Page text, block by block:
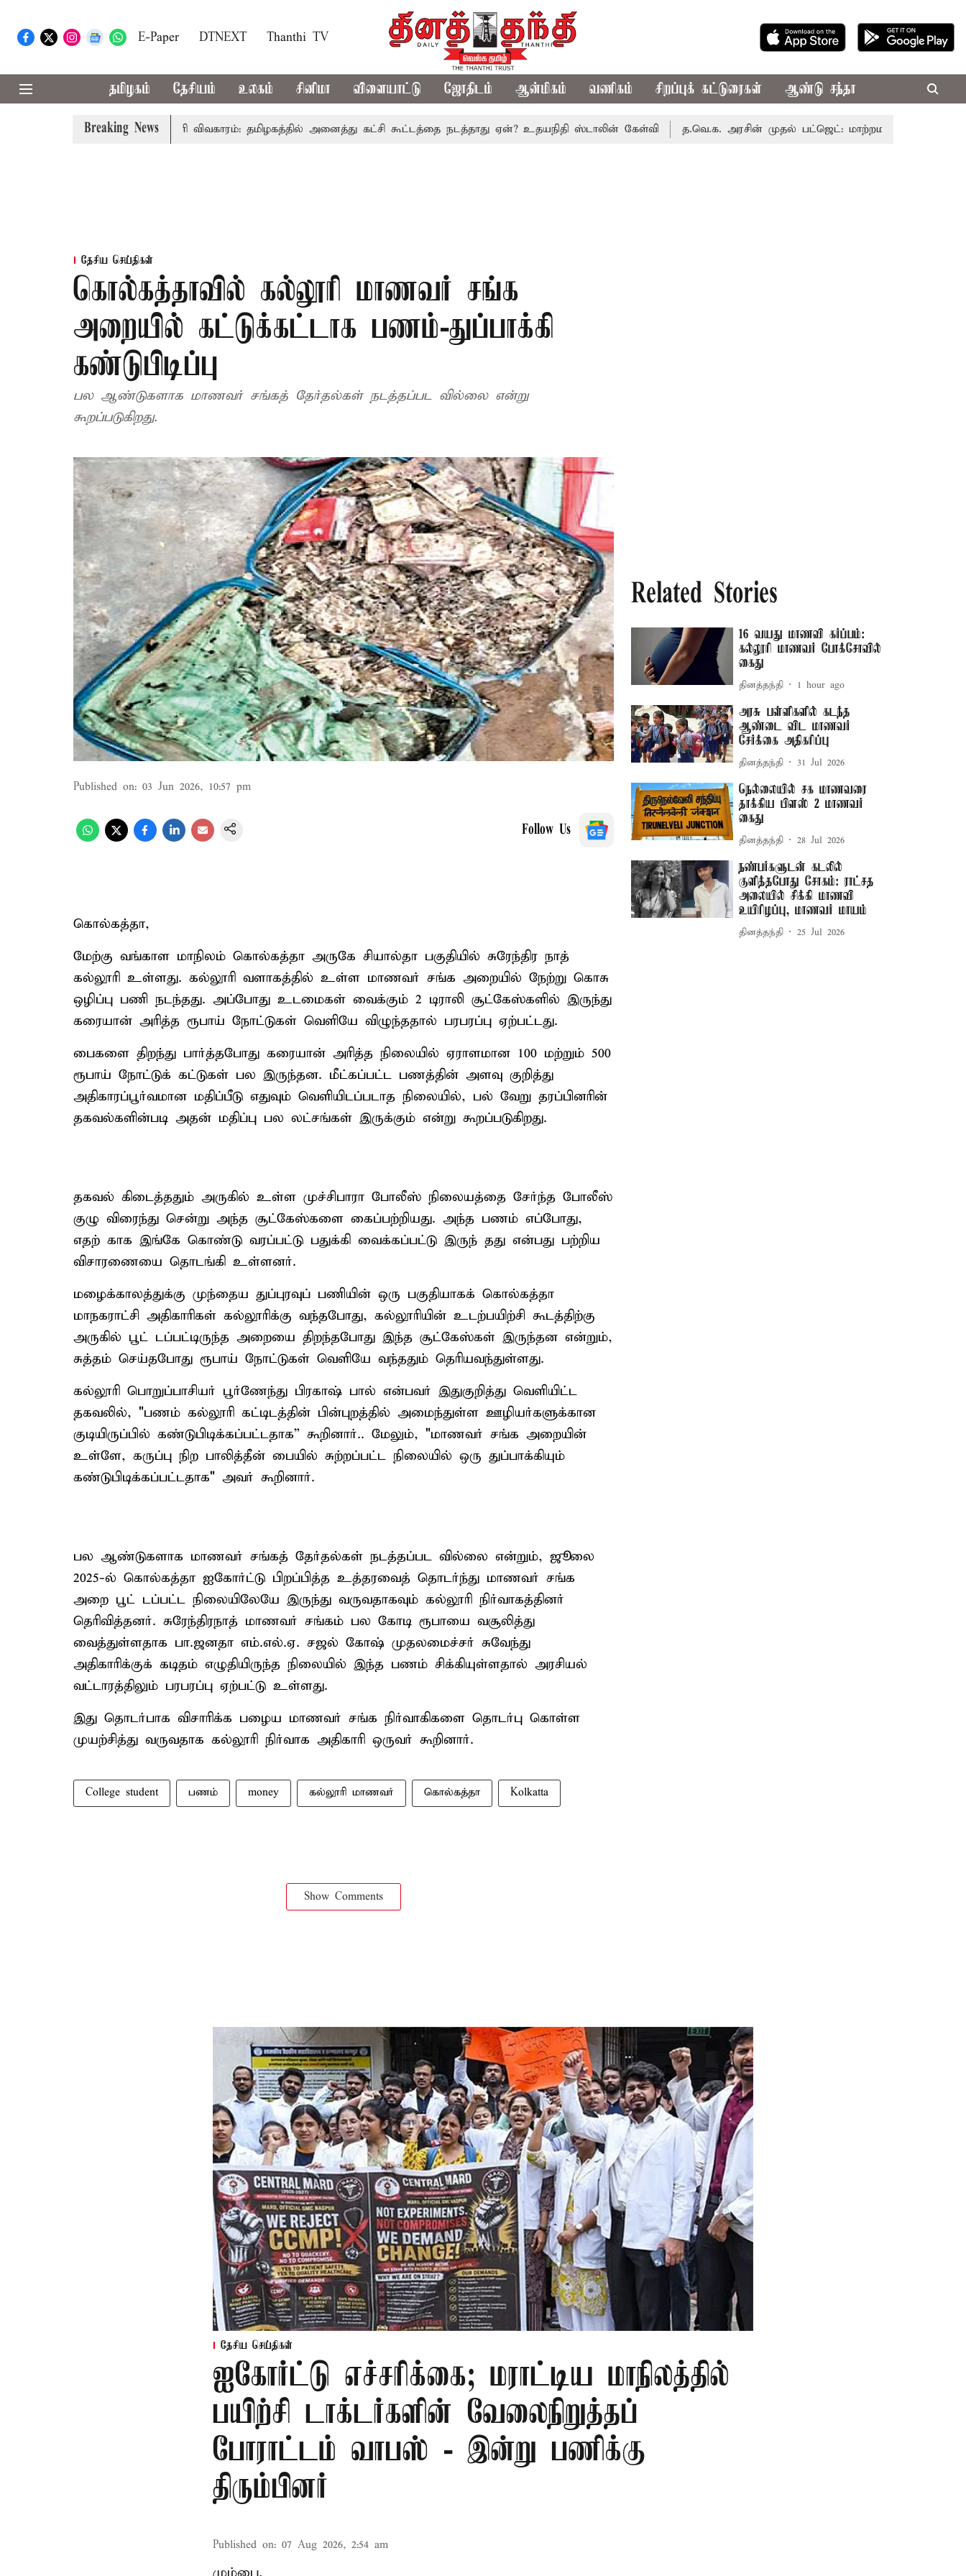
E-Paper DTNEXT Thanthi TV
தமிழகம் தேசியம் உலகம் சினிமா விளையாட்டு ஜோதிடம் ஆன்மிகம் வணிகம் சிறப்புக் கட்டுரைகள் ஆண்டு சந்தா
Breaking News
விஜய் உரை காவிரி விவகாரம்: தமிழகத்தில் அனைத்து கட்சி கூட்டத்தை நடத்தாது ஏன்? உதயநிதி ஸ்டாலின் கேள்வி த.வெ.க. அரசின் முதல் பட்ஜெட்: மாற்றமா?, தடுமாற்றமா?
தேசிய செய்திகள்
கொல்கத்தாவில் கல்லூரி மாணவர் சங்க
அறையில் கட்டுக்கட்டாக பணம்-துப்பாக்கி
கண்டுபிடிப்பு
பல ஆண்டுகளாக மாணவர் சங்கத் தேர்தல்கள் நடத்தப்பட வில்லை என்று
கூறப்படுகிறது.
Published on: 03 Jun 2026, 10:57 pm
Follow Us
கொல்கத்தா,
மேற்கு வங்காள மாநிலம் கொல்கத்தா அருகே சியால்தா பகுதியில் சுரேந்திர நாத்
கல்லூரி உள்ளது. கல்லூரி வளாகத்தில் உள்ள மாணவர் சங்க அறையில் நேற்று கொசு
ஒழிப்பு பணி நடந்தது. அப்போது உடமைகள் வைக்கும் 2 டிராலி சூட்கேஸ்களில் இருந்து
கரையான் அரித்த ரூபாய் நோட்டுகள் வெளியே விழுந்ததால் பரபரப்பு ஏற்பட்டது.
பைகளை திறந்து பார்த்தபோது கரையான் அரித்த நிலையில் ஏராளமான 100 மற்றும் 500
ரூபாய் நோட்டுக் கட்டுகள் பல இருந்தன. மீட்கப்பட்ட பணத்தின் அளவு குறித்து
அதிகாரப்பூர்வமான மதிப்பீடு எதுவும் வெளியிடப்படாத நிலையில், பல் வேறு தரப்பினரின்
தகவல்களின்படி அதன் மதிப்பு பல லட்சங்கள் இருக்கும் என்று கூறப்படுகிறது.
தகவல் கிடைத்ததும் அருகில் உள்ள முச்சிபாரா போலீஸ் நிலையத்தை சேர்ந்த போலீஸ்
குழு விரைந்து சென்று அந்த சூட்கேஸ்களை கைப்பற்றியது. அந்த பணம் எப்போது,
எதற் காக இங்கே கொண்டு வரப்பட்டு பதுக்கி வைக்கப்பட்டு இருந் தது என்பது பற்றிய
விசாரணையை தொடங்கி உள்ளனர்.
மழைக்காலத்துக்கு முந்தைய துப்புரவுப் பணியின் ஒரு பகுதியாகக் கொல்கத்தா
மாநகராட்சி அதிகாரிகள் கல்லூரிக்கு வந்தபோது, கல்லூரியின் உடற்பயிற்சி கூடத்திற்கு
அருகில் பூட் டப்பட்டிருந்த அறையை திறந்தபோது இந்த சூட்கேஸ்கள் இருந்தன என்றும்,
சுத்தம் செய்தபோது ரூபாய் நோட்டுகள் வெளியே வந்ததும் தெரியவந்துள்ளது.
கல்லூரி பொறுப்பாசியர் பூர்ணேந்து பிரகாஷ் பால் என்பவர் இதுகுறித்து வெளியிட்ட
தகவலில், "பணம் கல்லூரி கட்டிடத்தின் பின்புறத்தில் அமைந்துள்ள ஊழியர்களுக்கான
குடியிருப்பில் கண்டுபிடிக்கப்பட்டதாக” கூறினார்.. மேலும், "மாணவர் சங்க அறையின்
உள்ளே, கருப்பு நிற பாலித்தீன் பையில் சுற்றப்பட்ட நிலையில் ஒரு துப்பாக்கியும்
கண்டுபிடிக்கப்பட்டதாக" அவர் கூறினார்.
பல ஆண்டுகளாக மாணவர் சங்கத் தேர்தல்கள் நடத்தப்பட வில்லை என்றும், ஜூலை
2025-ல் கொல்கத்தா ஐகோர்ட்டு பிறப்பித்த உத்தரவைத் தொடர்ந்து மாணவர் சங்க
அறை பூட் டப்பட்ட நிலையிலேயே இருந்து வருவதாகவும் கல்லூரி நிர்வாகத்தினர்
தெரிவித்தனர். சுரேந்திரநாத் மாணவர் சங்கம் பல கோடி ரூபாயை வசூலித்து
வைத்துள்ளதாக பா.ஜனதா எம்.எல்.ஏ. சஜல் கோஷ் முதலமைச்சர் சுவேந்து
அதிகாரிக்குக் கடிதம் எழுதியிருந்த நிலையில் இந்த பணம் சிக்கியுள்ளதால் அரசியல்
வட்டாரத்திலும் பரபரப்பு ஏற்பட்டு உள்ளது.
இது தொடர்பாக விசாரிக்க பழைய மாணவர் சங்க நிர்வாகிகளை தொடர்பு கொள்ள
முயற்சித்து வருவதாக கல்லூரி நிர்வாக அதிகாரி ஒருவர் கூறினார்.
College student பணம் money கல்லூரி மாணவர் கொல்கத்தா Kolkatta
Show Comments
Related Stories
16 வயது மாணவி கர்ப்பம்:
கல்லூரி மாணவர் போக்சோவில்
கைது
தினத்தந்தி 1 hour ago
அரசு பள்ளிகளில் கடந்த
ஆண்டை விட மாணவர்
சேர்க்கை அதிகரிப்பு
தினத்தந்தி 31 Jul 2026
நெல்லையில் சக மாணவரை
தாக்கிய பிளஸ் 2 மாணவர்
கைது
தினத்தந்தி 28 Jul 2026
நண்பர்களுடன் கடலில்
குளித்தபோது சோகம்: ராட்சத
அலையில் சிக்கி மாணவி
உயிரிழப்பு, மாணவர் மாயம்
தினத்தந்தி 25 Jul 2026
தேசிய செய்திகள்
ஐகோர்ட்டு எச்சரிக்கை; மராட்டிய மாநிலத்தில்
பயிற்சி டாக்டர்களின் வேலைநிறுத்தப்
போராட்டம் வாபஸ் - இன்று பணிக்கு
திரும்பினர்
Published on: 07 Aug 2026, 2:54 am